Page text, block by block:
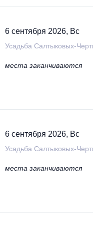
6 сентября 2026, Вс
Усадьба Салтыковых-
места заканчиваются
6 сентября 2026, Вс
Усадьба Салтыковых-
места заканчиваются